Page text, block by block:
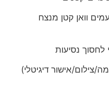
וואן קטן מנצח
לחסוך נסיעות
צילום/אישור דיגיטלי)